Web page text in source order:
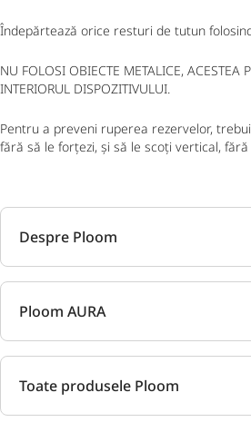
Îndepărtează orice resturi de tutun
NU FOLOSI OBIECTE METALICE, ACESTEA
INTERIORUL DISPOZITIVULUI.
Pentru a preveni ruperea rezervelor,
fără să le forțezi, și să le scoți vertical,
Despre Ploom
Ploom AURA
Toate produsele Ploom